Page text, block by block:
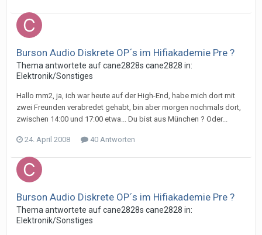
Burson Audio Diskrete OP´s im Hifiakademie Pre ?
Thema antwortete aufcane2828s cane2828 in:
Elektronik/Sonstiges
Hallo mm2, ja, ich war heute auf der High-End, habe mich dort mit
zwei Freunden verabredet gehabt, bin aber morgen nochmals dort,
zwischen 14:00 und 17:00 etwa... Du bist aus München ? Oder...
24. April 2008 40 Antworten
Burson Audio Diskrete OP´s im Hifiakademie Pre ?
Thema antwortete aufcane2828s cane2828 in:
Elektronik/Sonstiges